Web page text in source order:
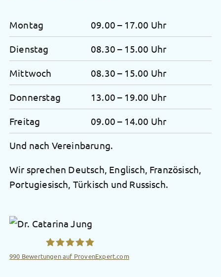
Montag 09.00 – 17.00 Uhr
Dienstag 08.30 – 15.00 Uhr
Mittwoch 08.30 – 15.00 Uhr
Donnerstag 13.00 – 19.00 Uhr
Freitag 09.00 – 14.00 Uhr
Und nach Vereinbarung.
Wir sprechen Deutsch, Englisch, Französisch,
Portugiesisch, Türkisch und Russisch.
990 Bewertungen auf ProvenExpert.com